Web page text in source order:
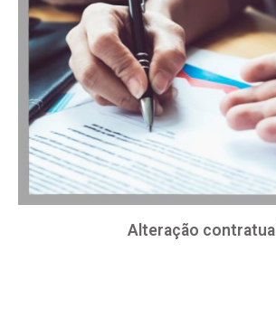
Alteração contratual